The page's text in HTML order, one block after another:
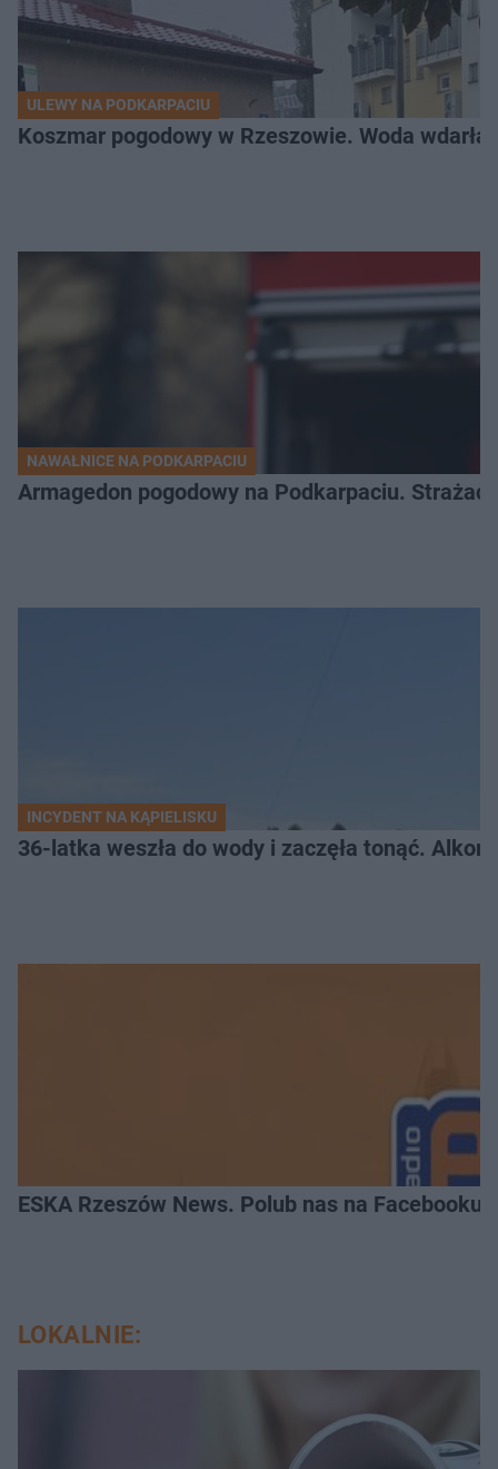
ULEWY NA PODKARPACIU
Koszmar pogodowy w Rzeszowie. Woda
NAWAŁNICE NA PODKARPACIU
Armagedon pogodowy na Podkarpaciu.
INCYDENT NA KĄPIELISKU
36-latka weszła do wody i zaczęła tonąć.
ESKA Rzeszów News. Polub nas na Facebooku!
LOKALNIE: